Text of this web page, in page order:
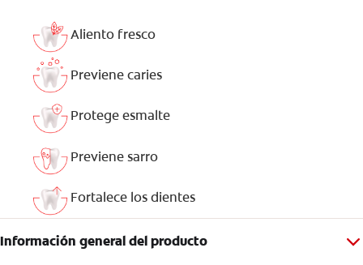
Aliento fresco
Previene caries
Protege esmalte
Previene sarro
Fortalece los dientes
Información general del producto